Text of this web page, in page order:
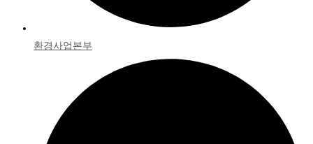
환경사업본부